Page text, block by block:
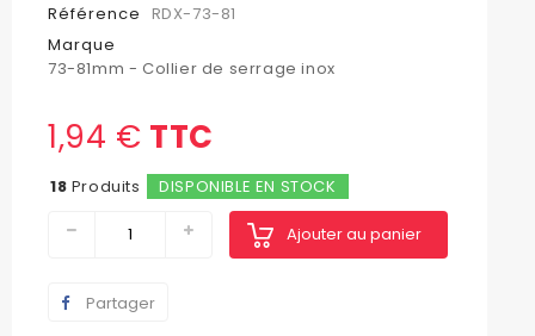
Référence
RDX-73-81
Marque
73-81mm - Collier de serrage inox
1,94 € TTC
18 Produits DISPONIBLE EN STOCK
Ajouter au panier
Partager